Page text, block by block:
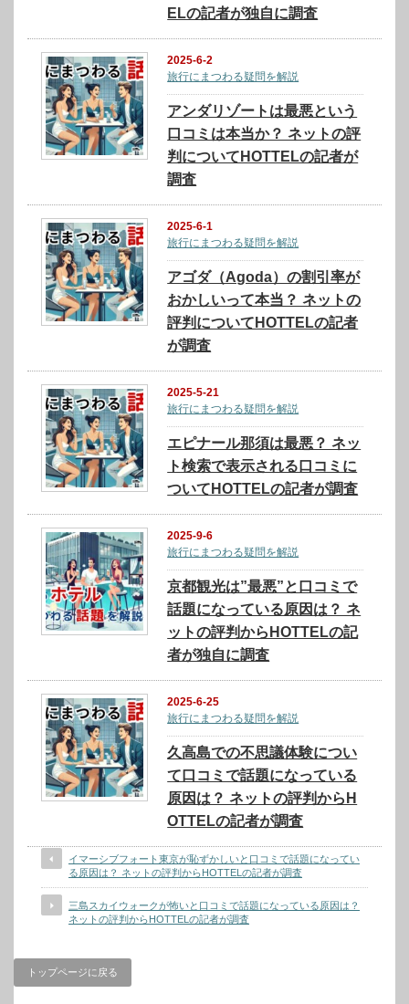
ELの記者が独自に調査
2025-6-2
旅行にまつわる疑問を解説
アンダリゾートは最悪という
口コミは本当か？ ネットの評
判についてHOTTELの記者が
調査
2025-6-1
旅行にまつわる疑問を解説
アゴダ（Agoda）の割引率が
おかしいって本当？ ネットの
評判についてHOTTELの記者
が調査
2025-5-21
旅行にまつわる疑問を解説
エピナール那須は最悪？ ネッ
ト検索で表示される口コミに
ついてHOTTELの記者が調査
2025-9-6
旅行にまつわる疑問を解説
京都観光は”最悪”と口コミで
話題になっている原因は？ ネ
ットの評判からHOTTELの記
者が独自に調査
2025-6-25
旅行にまつわる疑問を解説
久高島での不思議体験につい
て口コミで話題になっている
原因は？ ネットの評判からH
OTTELの記者が調査
イマーシブフォート東京が恥ずかしいと口コミで話題になってい
る原因は？ ネットの評判からHOTTELの記者が調査
三島スカイウォークが怖いと口コミで話題になっている原因は？
ネットの評判からHOTTELの記者が調査
トップページに戻る